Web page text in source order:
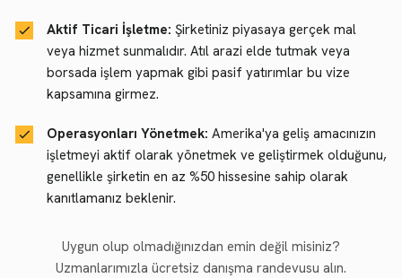
Aktif Ticari İşletme: Şirketiniz piyasaya gerçek mal
veya hizmet sunmalıdır. Atıl arazi elde tutmak veya
borsada işlem yapmak gibi pasif yatırımlar bu vize
kapsamına girmez.
Operasyonları Yönetmek: Amerika'ya geliş amacınızın
işletmeyi aktif olarak yönetmek ve geliştirmek olduğunu,
genellikle şirketin en az %50 hissesine sahip olarak
kanıtlamanız beklenir.
Uygun olup olmadığınızdan emin değil misiniz?
Uzmanlarımızla ücretsiz danışma randevusu alın.